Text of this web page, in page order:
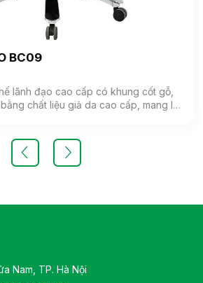
BC09
lãnh đạo cao cấp có khung cốt gỗ,
chất liệu giả da cao cấp, mang lại
thẩm mỹ.( Sản phẩm nhập khẩu )
liệu: Ghế lãnh đạo cao cấp có
Nam, TP. Hà Nội